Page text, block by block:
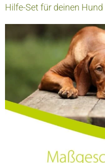
Hilfe-Set für deinen Hund